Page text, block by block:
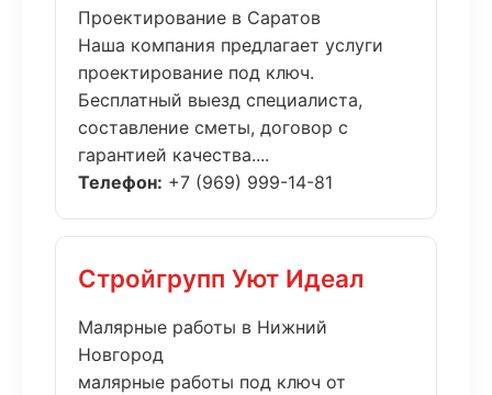
Проектирование в Саратов
Наша компания предлагает услуги
проектирование под ключ.
Бесплатный выезд специалиста,
составление сметы, договор с
гарантией качества....
Телефон: +7 (969) 999-14-81
Стройгрупп Уют Идеал
Малярные работы в Нижний
Новгород
малярные работы под ключ от